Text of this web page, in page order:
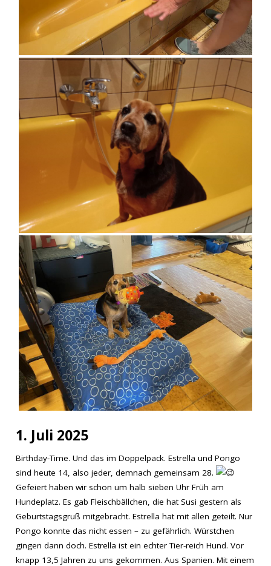
1. Juli 2025
Birthday-Time. Und das im Doppelpack. Estrella und Pongo
sind heute 14, also jeder, demnach gemeinsam 28.
Gefeiert haben wir schon um halb sieben Uhr Früh am
Hundeplatz. Es gab Fleischbällchen, die hat Susi gestern als
Geburtstagsgruß mitgebracht. Estrella hat mit allen geteilt. Nur
Pongo konnte das nicht essen – zu gefährlich. Würstchen
gingen dann doch. Estrella ist ein echter Tier-reich Hund. Vor
knapp 13,5 Jahren zu uns gekommen. Aus Spanien. Mit einem